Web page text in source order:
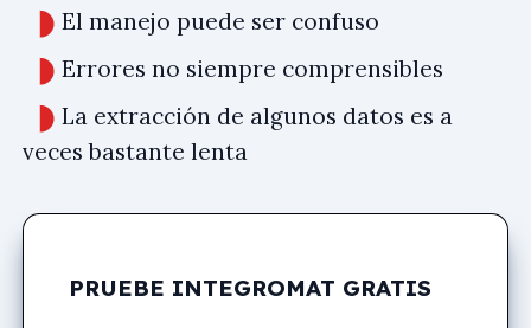
El manejo puede ser confuso
Errores no siempre comprensibles
La extracción de algunos datos es a
veces bastante lenta
PRUEBE INTEGROMAT GRATIS